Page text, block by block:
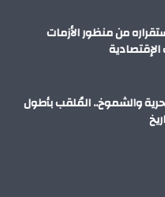
من منظور الأزمات
الإقتصادية
والشموخ.. المُلقب بأطول